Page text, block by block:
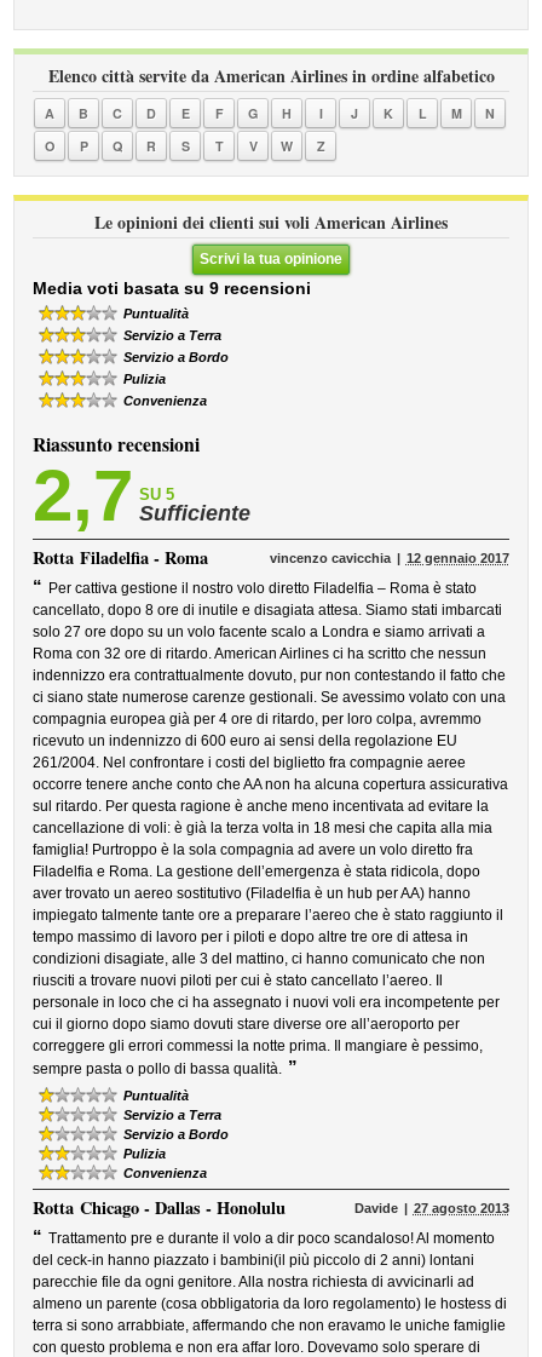
Elenco città servite da American Airlines in ordine alfabetico
A B C D E F G H I J K L M
N
O
P Q R S T V W Z
Le opinioni dei clienti sui voli American Airlines
Scrivi la tua opinione
Media voti basata su 9 recensioni
Puntualità
Servizio a Terra
Servizio a Bordo
Pulizia
Convenienza
Riassunto recensioni
2,7 SU 5
Sufficiente
RottaFiladelfia - Roma vincenzo cavicchia 12 gennaio 2017
“ Per cattiva gestione il nostro volo diretto Filadelfia – Roma è stato
cancellato, dopo 8 ore di inutile e disagiata attesa. Siamo stati imbarcati
solo 27 ore dopo su un volo facente scalo a Londra e siamo arrivati a
Roma con 32 ore di ritardo. American Airlines ci ha scritto che nessun
indennizzo era contrattualmente dovuto, pur non contestando il fatto che
ci siano state numerose carenze gestionali. Se avessimo volato con una
compagnia europea già per 4 ore di ritardo, per loro colpa, avremmo
ricevuto un indennizzo di 600 euro ai sensi della regolazione EU
261/2004. Nel confrontare i costi del biglietto fra compagnie aeree
occorre tenere anche conto che AA non ha alcuna copertura assicurativa
sul ritardo. Per questa ragione è anche meno incentivata ad evitare la
cancellazione di voli: è già la terza volta in 18 mesi che capita alla mia
famiglia! Purtroppo è la sola compagnia ad avere un volo diretto fra
Filadelfia e Roma. La gestione dell’emergenza è stata ridicola, dopo
aver trovato un aereo sostitutivo (Filadelfia è un hub per AA) hanno
impiegato talmente tante ore a preparare l’aereo che è stato raggiunto il
tempo massimo di lavoro per i piloti e dopo altre tre ore di attesa in
condizioni disagiate, alle 3 del mattino, ci hanno comunicato che non
riusciti a trovare nuovi piloti per cui è stato cancellato l’aereo. Il
personale in loco che ci ha assegnato i nuovi voli era incompetente per
cui il giorno dopo siamo dovuti stare diverse ore all’aeroporto per
correggere gli errori commessi la notte prima. Il mangiare è pessimo,
sempre pasta o pollo di bassa qualità. ”
Puntualità
Servizio a Terra
Servizio a Bordo
Pulizia
Convenienza
RottaChicago - Dallas - Honolulu Davide 27 agosto 2013
“ Trattamento pre e durante il volo a dir poco scandaloso! Al momento
del ceck-in hanno piazzato i bambini(il più piccolo di 2 anni) lontani
parecchie file da ogni genitore. Alla nostra richiesta di avvicinarli ad
almeno un parente (cosa obbligatoria da loro regolamento) le hostess di
terra si sono arrabbiate, affermando che non eravamo le uniche famiglie
con questo problema e non era affar loro. Dovevamo solo sperare di